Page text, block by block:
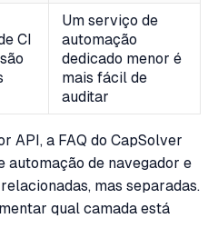
CI
Um serviço de
automação
dedicado menor é
mais fácil de
auditar
API, a FAQ do CapSolver
automação de navegador e
mas separadas.
qual camada está